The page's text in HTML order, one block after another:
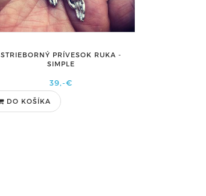
STRIEBORNÝ PRÍVESOK RUKA -
SIMPLE
39,-€
DO KOŠÍKA